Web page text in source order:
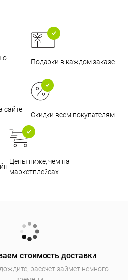
о
Подарки в каждом заказе
сайте
Скидки всем покупателям
Цены ниже, чем на
маркетплейсах
стоимость доставки
рассчет займет немного